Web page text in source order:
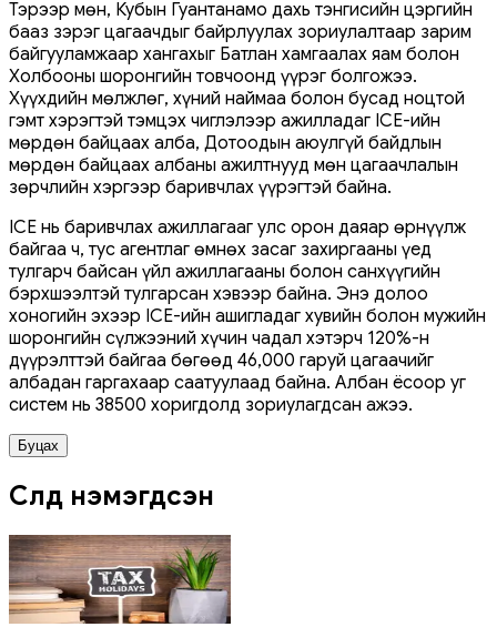
Тэрээр мөн, Кубын Гуантанамо дахь тэнгисийн цэргийн
бааз зэрэг цагаачдыг байрлуулах зориулалтаар зарим
байгууламжаар хангахыг Батлан ​​хамгаалах яам болон
Холбооны шоронгийн товчоонд үүрэг болгожээ.
Хүүхдийн мөлжлөг, хүний ​​наймаа болон бусад ноцтой
гэмт хэрэгтэй тэмцэх чиглэлээр ажилладаг ICE-ийн
мөрдөн байцаах алба, Дотоодын аюулгүй байдлын
мөрдөн байцаах албаны ажилтнууд мөн цагаачлалын
зөрчлийн хэргээр баривчлах үүрэгтэй байна.
ICE нь баривчлах ажиллагааг улс орон даяар өрнүүлж
байгаа ч, тус агентлаг өмнөх засаг захиргааны үед
тулгарч байсан үйл ажиллагааны болон санхүүгийн
бэрхшээлтэй тулгарсан хэвээр байна. Энэ долоо
хоногийн эхээр ICE-ийн ашигладаг хувийн болон мужийн
шоронгийн сүлжээний хүчин чадал хэтэрч 120%-н
дүүрэлттэй байгаа бөгөөд 46,000 гаруй цагаачийг
албадан гаргахаар саатуулаад байна. Албан ёсоор уг
систем нь 38500 хоригдолд зориулагдсан ажээ.
Буцах
Сүүлд нэмэгдсэн